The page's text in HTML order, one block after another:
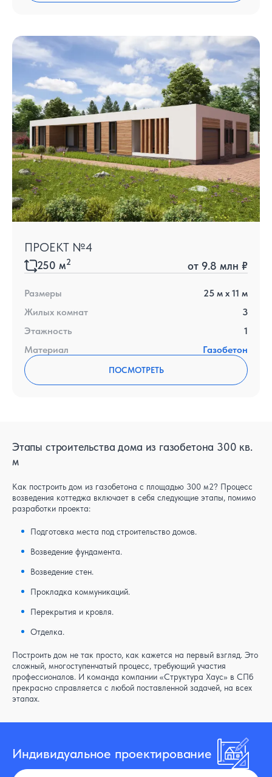
ПРОЕКТ №4
250 м2 от 9.8 млн ₽
Размеры 25 м x 11 м
Жилых комнат
3
Этажность
1
Материал
Газобетон
ПОСМОТРЕТЬ
Этапы строительства дома из газобетона 300 кв.
м
Как построить дом из газобетона с площадью 300 м2? Процесс
возведения коттеджа включает в себя следующие этапы, помимо
разработки проекта:
Подготовка места под строительство домов.
Возведение фундамента.
Возведение стен.
Прокладка коммуникаций.
Перекрытия и кровля.
Отделка.
Построить дом не так просто, как кажется на первый взгляд. Это
сложный, многоступенчатый процесс, требующий участия
профессионалов. И команда компании «Структура Хаус» в СПб
прекрасно справляется с любой поставленной задачей, на всех
этапах.
Индивидуальное проектирование